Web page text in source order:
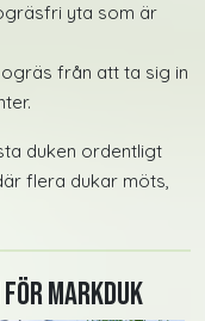
yta som är
ogräs från att ta sig in
duken ordentligt
flera dukar möts,
för markduk